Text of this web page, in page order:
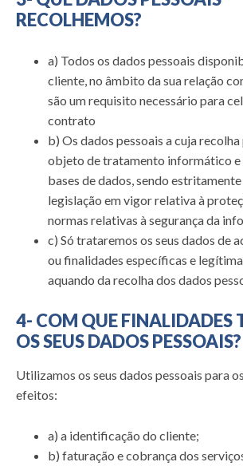
RECOLHEMOS?
a) Todos os dados pessoais
cliente, no âmbito da sua relação
são um requisito necessário para
contrato
b) Os dados pessoais a cuja
objeto de tratamento informático e
bases de dados, sendo
legislação em vigor relativa à
normas relativas à segurança da
c) Só trataremos os seus dados de
ou finalidades específicas e
aquando da recolha dos dados
4- COM QUE FINALIDADES
OS SEUS DADOS PESSOAIS?
Utilizamos os seus dados pessoais para
efeitos:
a) a identificação do cliente;
b) faturação e cobrança dos